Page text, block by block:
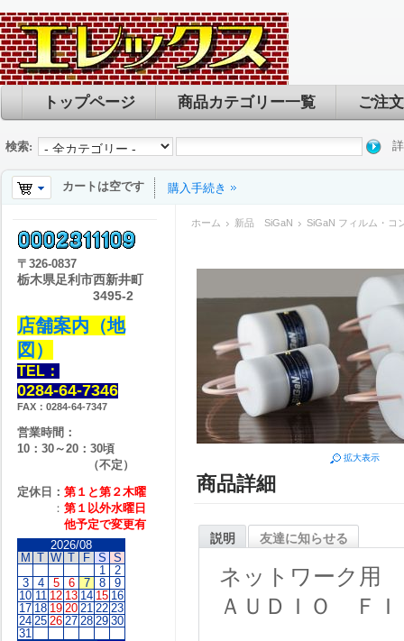
トップページ 商品カテゴリー一覧 ご注
検索:
カートは空です 購入手続き
ホーム 新品 SiGaN SiGaN フィルム・コ
拡大表示
商品詳細
説明 友達に知らせる
ネットワーク用
ＡＵＤＩＯ Ｆ
〒 326-0837
栃木県足利市西新井町
3495-2
店舗案内（地
図）
TEL：
0284-64-7346
FAX：0284-64-7347
営業時間：
10：30～20：30頃
（不定）
定休日： 第１と第２木曜
： 第１以外水曜日
他予定で変更有
2026/08
M T W T F S S
1
2
3
4 5 6 7 8
9
10 11 12 13 14 15 16
17 18 19 20 21 22 23
24 25 26 27 28 29 30
31